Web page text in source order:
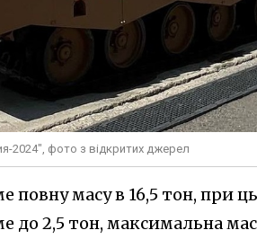
2024", фото з відкритих джерел
масу в 16,5 тон, при
до 2,5 тон, максимальна